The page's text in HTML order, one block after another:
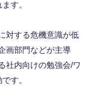
す。
対する危機意識が低
画部門などが主導
社内向けの勉強会/ワ
す。